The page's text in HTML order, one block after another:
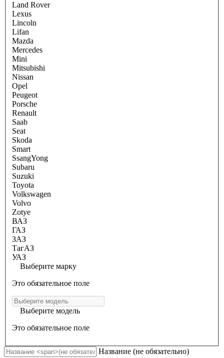
Land Rover
Lexus
Lincoln
Lifan
Mazda
Mercedes
Mini
Mitsubishi
Nissan
Opel
Peugeot
Porsche
Renault
Saab
Seat
Skoda
Smart
SsangYong
Subaru
Suzuki
Toyota
Volkswagen
Volvo
Zotye
ВАЗ
ГАЗ
ЗАЗ
ТагАЗ
УАЗ
Выберите марку
Это обязательное поле
Выберите модель
Это обязательное поле
Название (не обязательно)